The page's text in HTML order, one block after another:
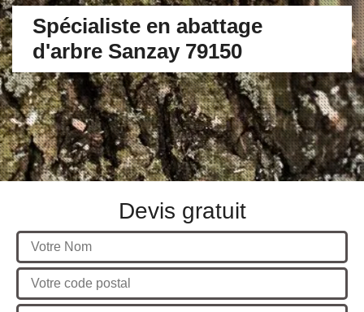
Spécialiste en abattage
d'arbre Sanzay 79150
Devis gratuit